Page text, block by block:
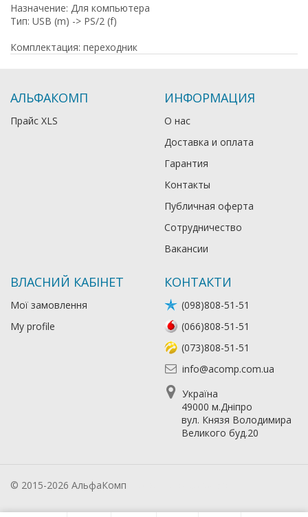
Назначение: Для компьютера
Тип: USB (m) -> PS/2 (f)
Комплектация: переходник
АЛЬФАКОМП
Прайс XLS
ИНФОРМАЦИЯ
О нас
Доставка и оплата
Гарантия
Контакты
Публичная оферта
Сотрудничество
Вакансии
ВЛАСНИЙ КАБІНЕТ
Мої замовлення
My profile
КОНТАКТИ
(098)808-51-51
(066)808-51-51
(073)808-51-51
info@acomp.com.ua
Україна
49000 м.Дніпро
вул. Князя Володимира
Великого буд.20
© 2015-2026 АльфаКомп